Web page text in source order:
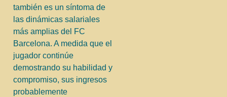
también es un síntoma de
las dinámicas salariales
más amplias del FC
Barcelona. A medida que el
jugador continúe
demostrando su habilidad y
compromiso, sus ingresos
probablemente